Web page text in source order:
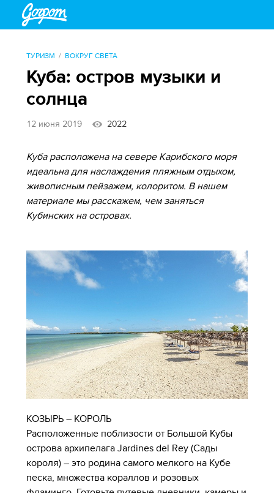
ТУРИЗМ ВОКРУГ СВЕТА
Куба: остров музыки и
солнца
12 июня 2019 2022
Куба расположена на севере Карибского моря
идеальна для наслаждения пляжным отдыхом,
живописным пейзажем, колоритом. В нашем
материале мы расскажем, чем заняться
Кубинских на островах.
КОЗЫРЬ – КОРОЛЬ
Расположенные поблизости от Большой Кубы
острова архипелага Jardines del Rey (Сады
короля) – это родина самого мелкого на Кубе
песка, множества кораллов и розовых